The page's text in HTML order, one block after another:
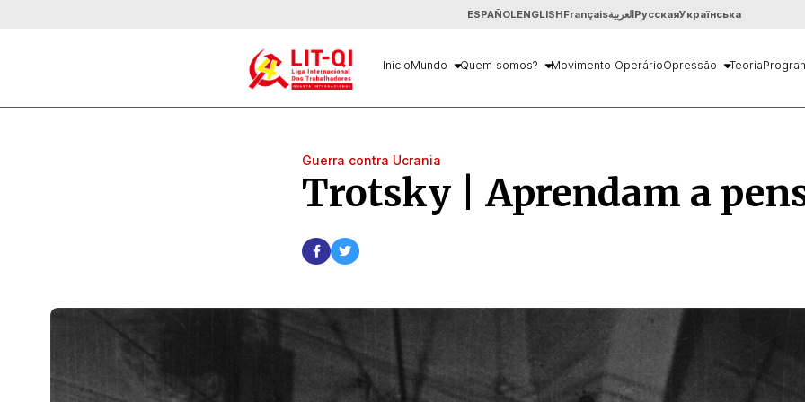
ESPAÑOLENGLISHFrançaisالعربيةРусскаяУкраїнська
InícioMundo Quem somos? Movimento OperárioOpressão Teoria
Guerra contra Ucrania
Trotsky | Aprendam a